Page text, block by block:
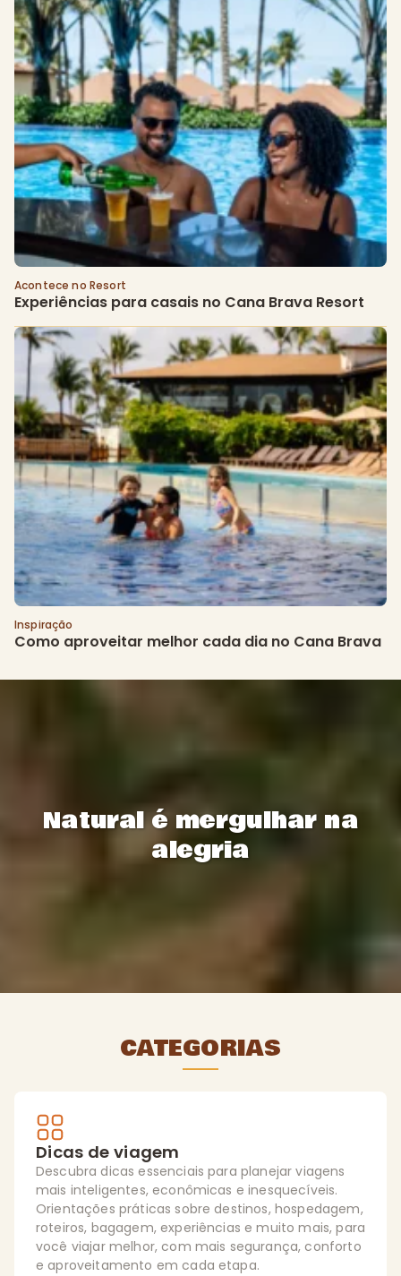
Acontece no Resort
Experiências para casais no Cana Brava Resort
Inspiração
Como aproveitar melhor cada dia no Cana Brava
Natural é mergulhar na
alegria
CATEGORIAS
Dicas de viagem
Descubra dicas essenciais para planejar viagens
mais inteligentes, econômicas e inesquecíveis.
Orientações práticas sobre destinos, hospedagem,
roteiros, bagagem, experiências e muito mais, para
você viajar melhor, com mais segurança, conforto
e aproveitamento em cada etapa.